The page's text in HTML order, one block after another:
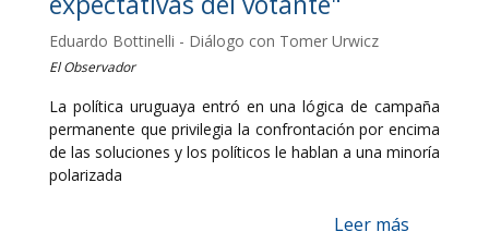
Eduardo Bottinelli - Diálogo con Tomer Urwicz
El Observador
La política uruguaya entró en una lógica de campaña
permanente que privilegia la confrontación por encima
de las soluciones y los políticos le hablan a una minoría
polarizada
Leer más